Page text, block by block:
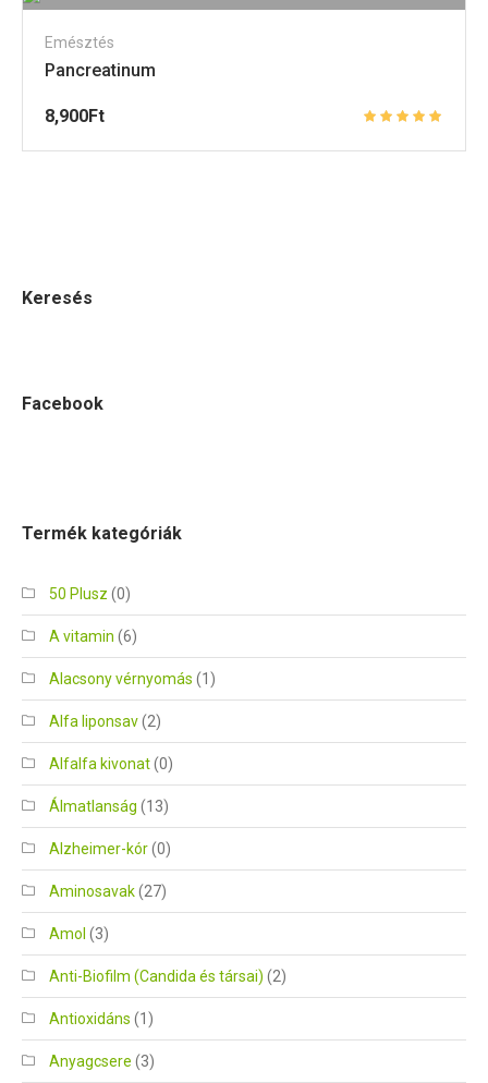
Emésztés
Pancreatinum
8,900Ft
Keresés
Facebook
Termék kategóriák
50 Plusz (0)
A vitamin (6)
Alacsony vérnyomás (1)
Alfa liponsav(2)
Alfalfa kivonat(0)
Álmatlanság (13)
Alzheimer-kór(0)
Aminosavak(27)
Amol (3)
Anti-Biofilm (Candida és társai) (2)
Antioxidáns (1)
Anyagcsere (3)